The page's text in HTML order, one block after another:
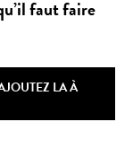
faut faire
LA À